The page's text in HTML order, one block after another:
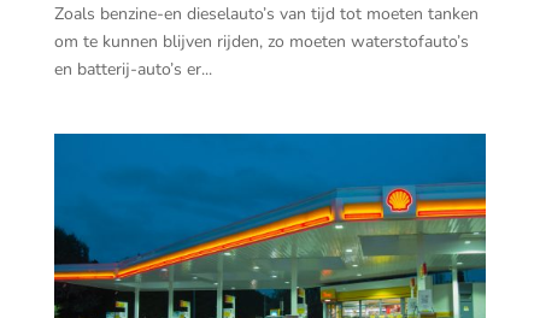
Zoals benzine-en dieselauto’s van tijd tot moeten tanken
om te kunnen blijven rijden, zo moeten waterstofauto’s
en batterij-auto’s er...